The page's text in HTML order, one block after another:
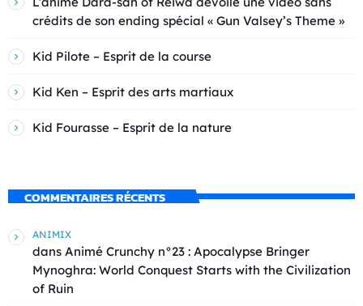
crédits de son ending spécial « Gun Valsey’s Theme »
Kid Pilote – Esprit de la course
Kid Ken – Esprit des arts martiaux
Kid Fourasse – Esprit de la nature
COMMENTAIRES RÉCENTS
ANIMIX
dans Animé Crunchy n°23 : Apocalypse Bringer
Mynoghra: World Conquest Starts with the Civilization
of Ruin